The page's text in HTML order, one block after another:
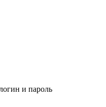
и пароль